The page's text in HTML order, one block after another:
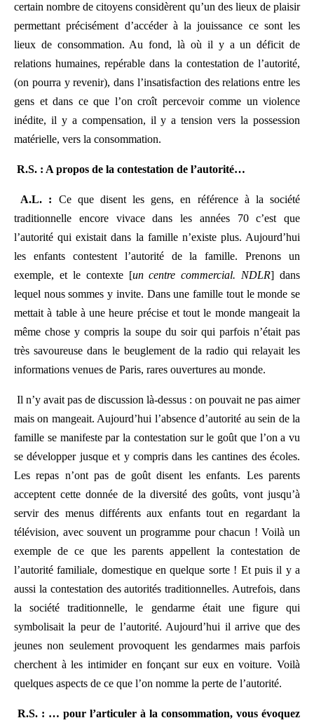
certain nombre de citoyens considèrent qu’un des lieux de plaisir
permettant précisément d’accéder à la jouissance ce sont les
lieux de consommation. Au fond, là où il y a un déficit de
relations humaines, repérable dans la contestation de l’autorité,
(on pourra y revenir), dans l’insatisfaction des relations entre les
gens et dans ce que l’on croît percevoir comme un violence
inédite, il y a compensation, il y a tension vers la possession
matérielle, vers la consommation.
R.S. : A propos de la contestation de l’autorité…
A.L. : Ce que disent les gens, en référence à la société
traditionnelle encore vivace dans les années 70 c’est que
l’autorité qui existait dans la famille n’existe plus. Aujourd’hui
les enfants contestent l’autorité de la famille. Prenons un
exemple, et le contexte [un centre commercial. NDLR] dans
lequel nous sommes y invite. Dans une famille tout le monde se
mettait à table à une heure précise et tout le monde mangeait la
même chose y compris la soupe du soir qui parfois n’était pas
très savoureuse dans le beuglement de la radio qui relayait les
informations venues de Paris, rares ouvertures au monde.
Il n’y avait pas de discussion là-dessus : on pouvait ne pas aimer
mais on mangeait. Aujourd’hui l’absence d’autorité au sein de la
famille se manifeste par la contestation sur le goût que l’on a vu
se développer jusque et y compris dans les cantines des écoles.
Les repas n’ont pas de goût disent les enfants. Les parents
acceptent cette donnée de la diversité des goûts, vont jusqu’à
servir des menus différents aux enfants tout en regardant la
télévision, avec souvent un programme pour chacun ! Voilà un
exemple de ce que les parents appellent la contestation de
l’autorité familiale, domestique en quelque sorte ! Et puis il y a
aussi la contestation des autorités traditionnelles. Autrefois, dans
la société traditionnelle, le gendarme était une figure qui
symbolisait la peur de l’autorité. Aujourd’hui il arrive que des
jeunes non seulement provoquent les gendarmes mais parfois
cherchent à les intimider en fonçant sur eux en voiture. Voilà
quelques aspects de ce que l’on nomme la perte de l’autorité.
R.S. : … pour l’articuler à la consommation, vous évoquez